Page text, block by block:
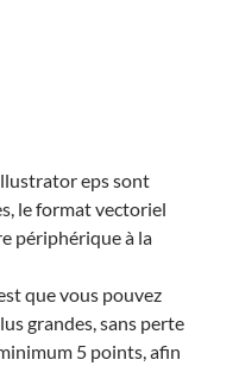
eps sont
le format vectoriel
périphérique à la
que vous pouvez
grandes, sans perte
5 points, afin